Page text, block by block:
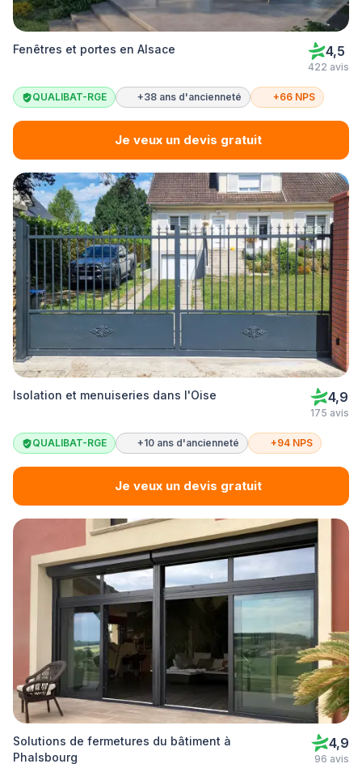
Fenêtres et portes en Alsace 4,5
422 avis
QUALIBAT-RGE +38 ans d'ancienneté +66 NPS
Je veux un devis gratuit
Isolation et menuiseries dans l'Oise 4,9
175 avis
QUALIBAT-RGE +10 ans d'ancienneté +94 NPS
Je veux un devis gratuit
Solutions de fermetures du bâtiment à
Phalsbourg
4,9
96 avis